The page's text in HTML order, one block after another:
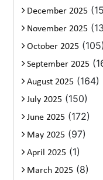
December 2025
November 2025
October 2025 (105)
September 2025
August 2025 (164)
July 2025 (150)
June 2025 (172)
May 2025 (97)
April 2025 (1)
March 2025 (8)